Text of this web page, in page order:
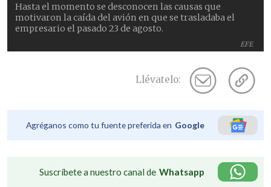
EFE
Hasta el momento se desconocen las causas que
motivaron la caída del avión en que se trasladaba el
empresario el pasado 23 de agosto.
Llévatelo:
Agréganos como tu fuente preferida en Google
Suscríbete a nuestro canal de Whatsapp